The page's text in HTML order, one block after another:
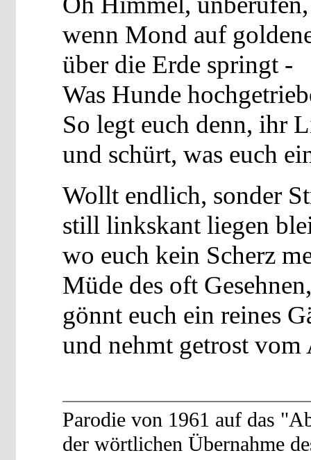
wenn Mond auf
über die Erde springt -
Was Hunde
So legt euch denn, ihr
und schürt, was euch
Wollt endlich, sonder
still linkskant liegen
wo euch kein Scherz
Müde des oft Gesehnen,
gönnt euch ein reines
und nehmt getrost
Parodie von 1961 auf das
der wörtlichen Übernahme